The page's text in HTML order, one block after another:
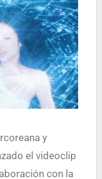
y
el videoclip
con la